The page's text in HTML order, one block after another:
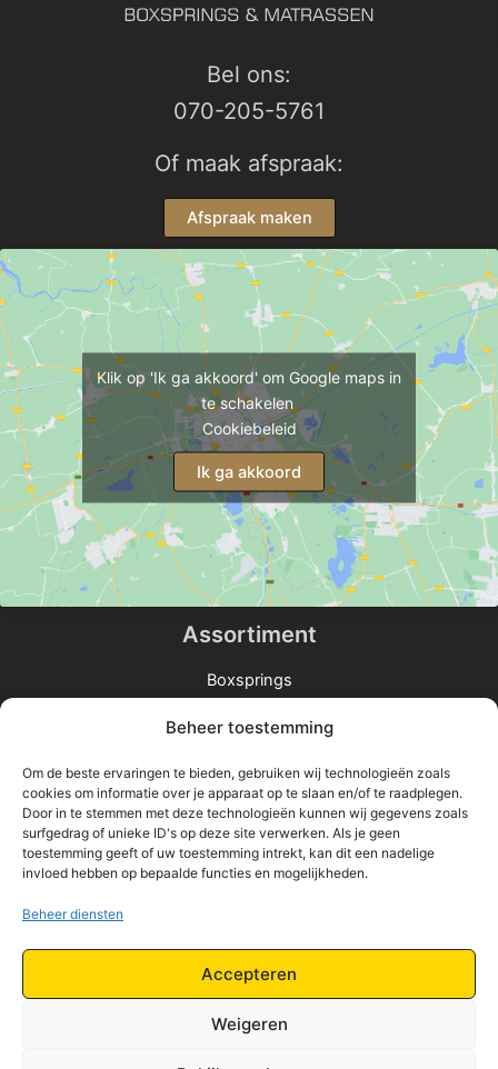
Beheer toestemming
Om de beste ervaringen te bieden, gebruiken wij technologieën zoals
cookies om informatie over je apparaat op te slaan en/of te raadplegen.
Door in te stemmen met deze technologieën kunnen wij gegevens zoals
surfgedrag of unieke ID's op deze site verwerken. Als je geen
toestemming geeft of uw toestemming intrekt, kan dit een nadelige
invloed hebben op bepaalde functies en mogelijkheden.
Beheer diensten
Accepteren
Weigeren
Bel ons:
070-205-5761
Of maak afspraak:
Afspraak maken
Klik op 'Ik ga akkoord' om Google maps in
te schakelen
Cookiebeleid
Ik ga akkoord
Assortiment
Boxsprings
Bedden
Informatie
Home
Shop
Privacy Policy
Retourbeleid